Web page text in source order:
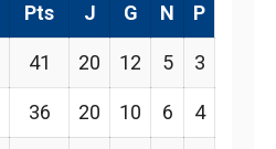
Pts J G N P
41 20 12 5 3
36 20 10 6 4